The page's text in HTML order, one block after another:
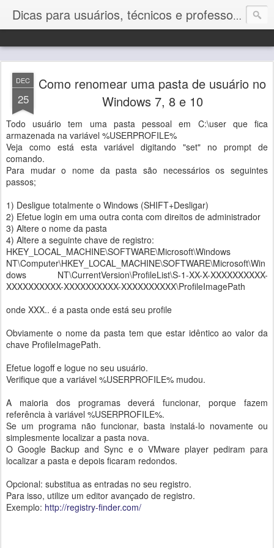
Dicas para usuários, técnicos e professores de Informática
DEC
25
Como renomear uma pasta de usuário no
Windows 7, 8 e 10
Todo usuário tem uma pasta pessoal em C:\user que fica
armazenada na variável %USERPROFILE%
Veja como está esta variável digitando "set" no prompt de
comando.
Para mudar o nome da pasta são necessários os seguintes
passos;
1) Desligue totalmente o Windows (SHIFT+Desligar)
2) Efetue login em uma outra conta com direitos de administrador
3) Altere o nome da pasta
4) Altere a seguinte chave de registro:
HKEY_LOCAL_MACHINE\SOFTWARE\Microsoft\Windows
NT\Computer\HKEY_LOCAL_MACHINE\SOFTWARE\Microsoft\Win
dows NT\CurrentVersion\ProfileList\S-1-XX-X-XXXXXXXXXX-
XXXXXXXXXX-XXXXXXXXXX-XXXXXXXXXX\ProfileImagePath
onde XXX.. é a pasta onde está seu profile
Obviamente o nome da pasta tem que estar idêntico ao valor da
chave ProfileImagePath.
Efetue logoff e logue no seu usuário.
Verifique que a variável %USERPROFILE% mudou.
A maioria dos programas deverá funcionar, porque fazem
referência à variável %USERPROFILE%.
Se um programa não funcionar, basta instalá-lo novamente ou
simplesmente localizar a pasta nova.
O Google Backup and Sync e o VMware player pediram para
localizar a pasta e depois ficaram redondos.
Opcional: substitua as entradas no seu registro.
Para isso, utilize um editor avançado de registro.
Exemplo: http://registry-finder.com/